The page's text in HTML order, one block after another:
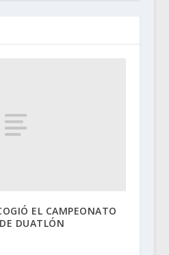
EL CAMPEONATO
DUATLÓN